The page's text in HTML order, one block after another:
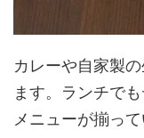
カレーや自家製
ます。ランチで
メニューが揃って